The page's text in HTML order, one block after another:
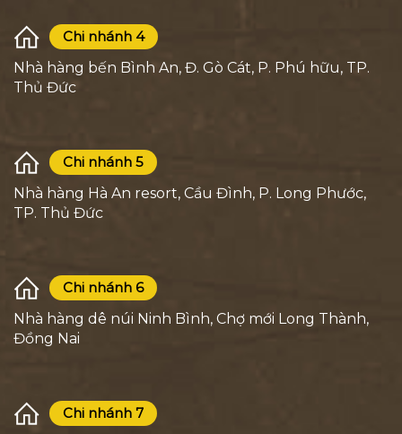
Chi nhánh 4
Nhà hàng bến Bình An, Đ. Gò Cát, P. Phú hữu, TP.
Thủ Đức
Chi nhánh 5
Nhà hàng Hà An resort, Cầu Đình, P. Long Phước,
TP. Thủ Đức
Chi nhánh 6
Nhà hàng dê núi Ninh Bình, Chợ mới Long Thành,
Đồng Nai
Chi nhánh 7